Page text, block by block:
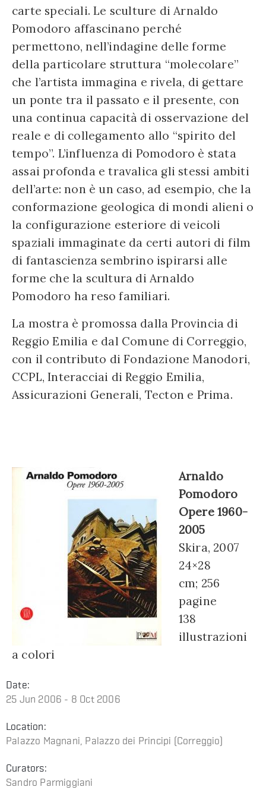
carte speciali. Le sculture di Arnaldo
Pomodoro affascinano perché
permettono, nell’indagine delle forme
della particolare struttura “molecolare”
che l’artista immagina e rivela, di gettare
un ponte tra il passato e il presente, con
una continua capacità di osservazione del
reale e di collegamento allo “spirito del
tempo”. L’influenza di Pomodoro è stata
assai profonda e travalica gli stessi ambiti
dell’arte: non è un caso, ad esempio, che la
conformazione geologica di mondi alieni o
la configurazione esteriore di veicoli
spaziali immaginate da certi autori di film
di fantascienza sembrino ispirarsi alle
forme che la scultura di Arnaldo
Pomodoro ha reso familiari.
La mostra è promossa dalla Provincia di
Reggio Emilia e dal Comune di Correggio,
con il contributo di Fondazione Manodori,
CCPL, Interacciai di Reggio Emilia,
Assicurazioni Generali, Tecton e Prima.
Arnaldo
Pomodoro
Opere 1960-
2005
Skira, 2007
24×28
cm; 256
pagine
138
illustrazioni
a colori
Date:
25 Jun 2006 - 8 Oct 2006
Location:
Palazzo Magnani, Palazzo dei Principi (Correggio)
Curators:
Sandro Parmiggiani